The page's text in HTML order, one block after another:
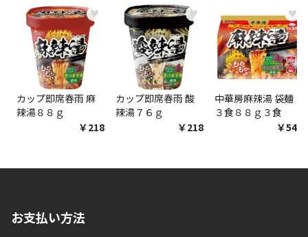
商品購入個数ごとに送料がかかる商品です
♥
カップ即席春雨 麻
辣湯８８ｇ
￥218
♥
カップ即席春雨 酸
辣湯７６ｇ
￥218
♥
中華房麻辣湯 袋麺
３食８８ｇ３食
￥548
お支払い方法